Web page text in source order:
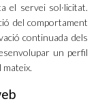
el servei sol·licitat.
del comportament
continuada dels
un perfil